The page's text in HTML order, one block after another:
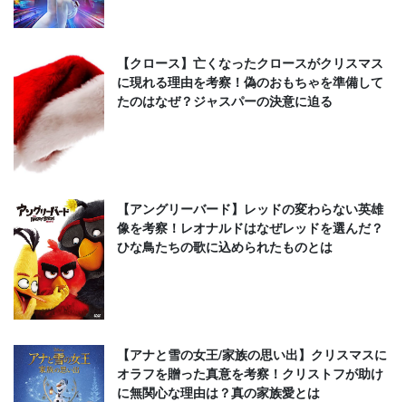
【クロース】亡くなったクロースがクリスマス
に現れる理由を考察！偽のおもちゃを準備して
たのはなぜ？ジャスパーの決意に迫る
【アングリーバード】レッドの変わらない英雄
像を考察！レオナルドはなぜレッドを選んだ？
ひな鳥たちの歌に込められたものとは
【アナと雪の女王/家族の思い出】クリスマスに
オラフを贈った真意を考察！クリストフが助け
に無関心な理由は？真の家族愛とは